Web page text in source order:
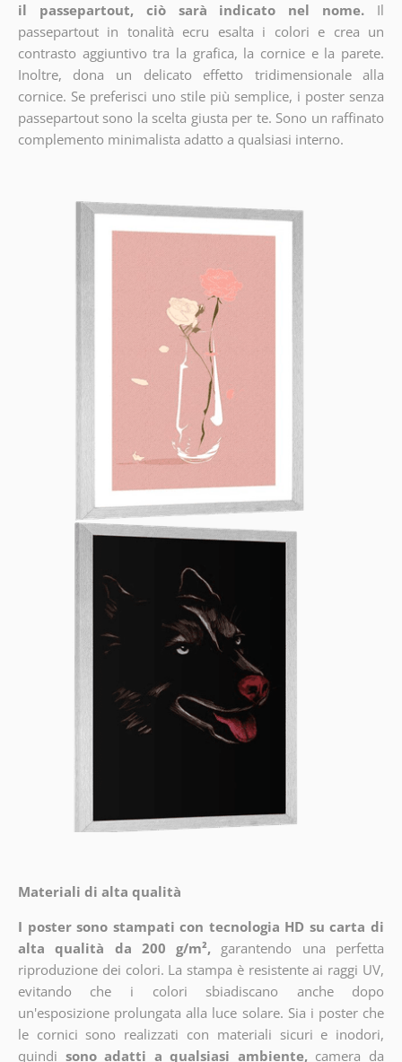
il passepartout, ciò sarà indicato nel nome.
Il
passepartout in tonalità ecru esalta i colori e crea un
contrasto aggiuntivo tra la grafica, la cornice e la parete.
Inoltre, dona un delicato effetto tridimensionale alla
cornice. Se preferisci uno stile più semplice, i poster senza
passepartout sono la scelta giusta per te. Sono un raffinato
complemento minimalista adatto a qualsiasi interno.
Materiali di alta qualità
I poster sono stampati con tecnologia HD su carta di
alta qualità da 200 g/m², garantendo una perfetta
riproduzione dei colori. La stampa è resistente ai raggi UV,
evitando che i colori sbiadiscano anche dopo
un'esposizione prolungata alla luce solare. Sia i poster che
le cornici sono realizzati con materiali sicuri e inodori,
quindi sono adatti a qualsiasi ambiente, camera da